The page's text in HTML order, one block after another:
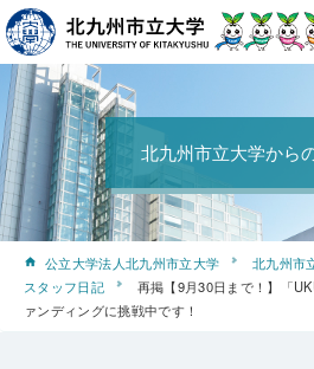
北九州市立大学から
公立大学法人北九州市立大学 北九州市
スタッフ日記
再掲【9月30日まで！】「
ァンディングに挑戦中です！